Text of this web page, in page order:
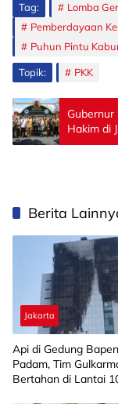
Tag:
Lomba
Pemberdayaan
Puhun Pintu
Topik: PKK
Gubernur
Hakim di
Berita
Jakarta
Api di Gedung
Padam, Tim
Bertahan di Lantai